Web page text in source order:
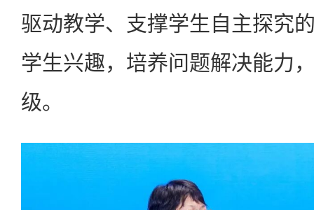
驱动教学、支撑学生自主探究
学生兴趣，培养问题解决能力
级。